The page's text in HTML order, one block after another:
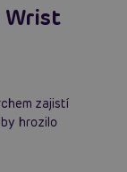
Wrist
zajistí
hrozilo